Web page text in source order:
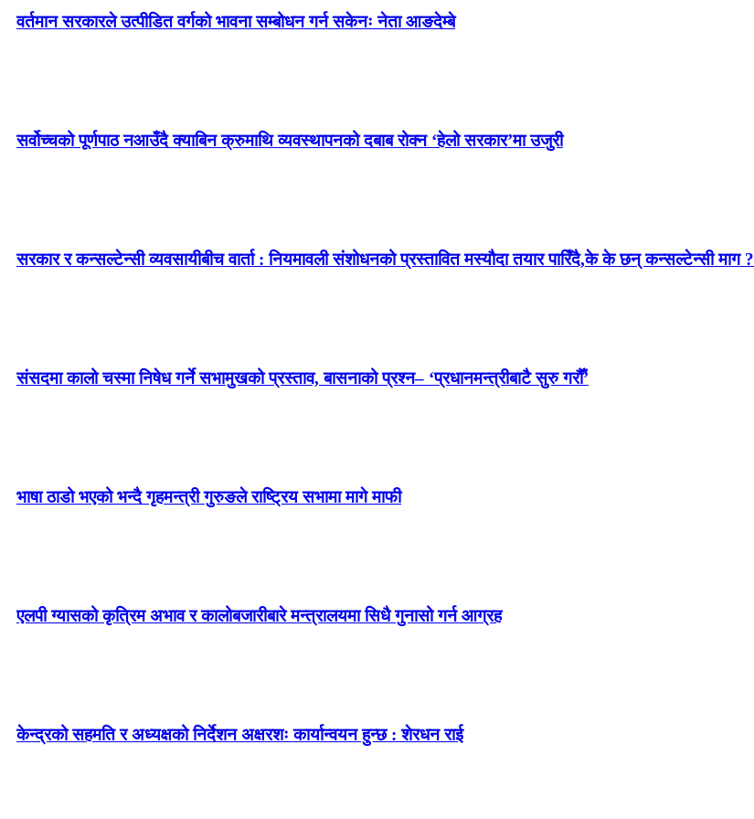
वर्तमान सरकारले उत्पीडित वर्गको भावना सम्बोधन गर्न सकेनः नेता आङदेम्बे
सर्वोच्चको पूर्णपाठ नआउँदै क्याबिन क्रुमाथि व्यवस्थापनको दबाब रोक्न ‘हेलो सरकार’मा उजुरी
सरकार र कन्सल्टेन्सी व्यवसायीबीच वार्ता : नियमावली संशोधनको प्रस्तावित मस्यौदा तयार पारिँदै,के के छन् कन्सल्टेन्सी माग ?
संसदमा कालो चस्मा निषेध गर्ने सभामुखको प्रस्ताव, बासनाको प्रश्न– ‘प्रधानमन्त्रीबाटै सुरु गरौँ’
भाषा ठाडो भएको भन्दै गृहमन्त्री गुरुङले राष्ट्रिय सभामा मागे माफी
एलपी ग्यासको कृत्रिम अभाव र कालोबजारीबारे मन्त्रालयमा सिधै गुनासो गर्न आग्रह
केन्द्रको सहमति र अध्यक्षको निर्देशन अक्षरशः कार्यान्वयन हुन्छ : शेरधन राई